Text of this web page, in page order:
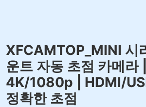
XFCAMTOP_MINI 시
운트 자동 초점 카메라 |
4K/1080p | HDMI/
정확한 초점